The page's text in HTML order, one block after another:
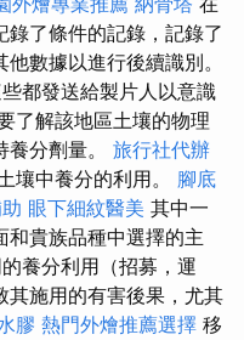
錄了條件的記錄，記錄了
數據以進行後續識別。
都發送給製片人以意識
了解該地區土壤的物理
分劑量。 旅行社代辦
壤中養分的利用。 腳底
眼下細紋醫美 其中一
和貴族品種中選擇的主
養分利用（招募，運
其施用的有害後果，尤其
膠 熱門外燴推薦選擇 移